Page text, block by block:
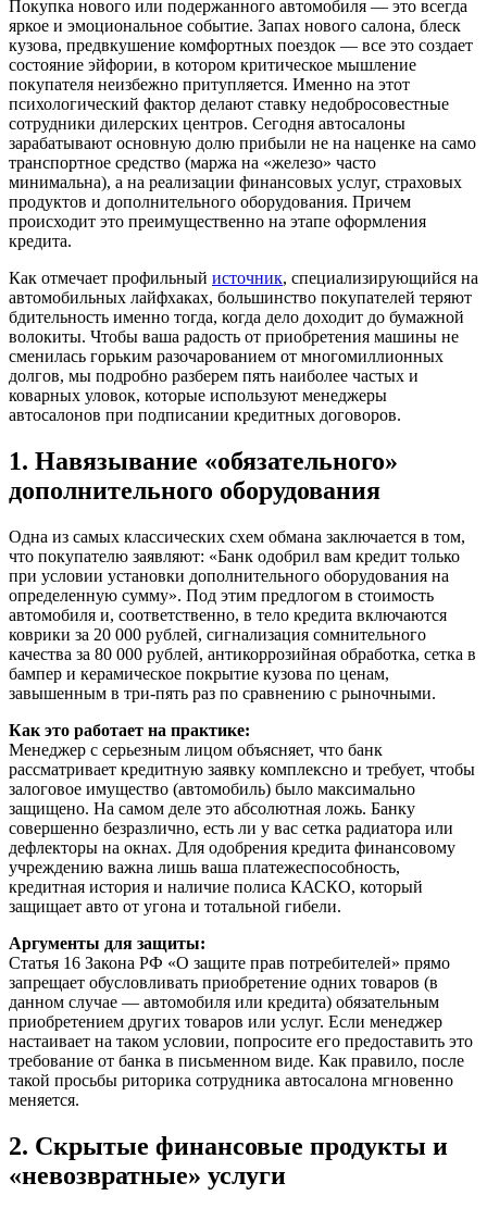
Покупка нового или подержанного автомобиля — это всегда
яркое и эмоциональное событие. Запах нового салона, блеск
кузова, предвкушение комфортных поездок — все это создает
состояние эйфории, в котором критическое мышление
покупателя неизбежно притупляется. Именно на этот
психологический фактор делают ставку недобросовестные
сотрудники дилерских центров. Сегодня автосалоны
зарабатывают основную долю прибыли не на наценке на само
транспортное средство (маржа на «железо» часто
минимальна), а на реализации финансовых услуг, страховых
продуктов и дополнительного оборудования. Причем
происходит это преимущественно на этапе оформления
кредита.
Как отмечает профильный источник, специализирующийся на
автомобильных лайфхаках, большинство покупателей теряют
бдительность именно тогда, когда дело доходит до бумажной
волокиты. Чтобы ваша радость от приобретения машины не
сменилась горьким разочарованием от многомиллионных
долгов, мы подробно разберем пять наиболее частых и
коварных уловок, которые используют менеджеры
автосалонов при подписании кредитных договоров.
1. Навязывание «обязательного»
дополнительного оборудования
Одна из самых классических схем обмана заключается в том,
что покупателю заявляют: «Банк одобрил вам кредит только
при условии установки дополнительного оборудования на
определенную сумму». Под этим предлогом в стоимость
автомобиля и, соответственно, в тело кредита включаются
коврики за 20 000 рублей, сигнализация сомнительного
качества за 80 000 рублей, антикоррозийная обработка, сетка в
бампер и керамическое покрытие кузова по ценам,
завышенным в три-пять раз по сравнению с рыночными.
Как это работает на практике:
Менеджер с серьезным лицом объясняет, что банк
рассматривает кредитную заявку комплексно и требует, чтобы
залоговое имущество (автомобиль) было максимально
защищено. На самом деле это абсолютная ложь. Банку
совершенно безразлично, есть ли у вас сетка радиатора или
дефлекторы на окнах. Для одобрения кредита финансовому
учреждению важна лишь ваша платежеспособность,
кредитная история и наличие полиса КАСКО, который
защищает авто от угона и тотальной гибели.
Аргументы для защиты:
Статья 16 Закона РФ «О защите прав потребителей» прямо
запрещает обусловливать приобретение одних товаров (в
данном случае — автомобиля или кредита) обязательным
приобретением других товаров или услуг. Если менеджер
настаивает на таком условии, попросите его предоставить это
требование от банка в письменном виде. Как правило, после
такой просьбы риторика сотрудника автосалона мгновенно
меняется.
2. Скрытые финансовые продукты и
«невозвратные» услуги